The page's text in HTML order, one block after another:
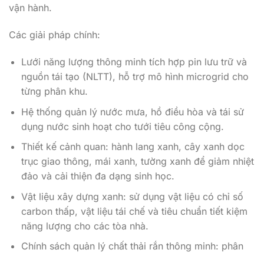
vận hành.
Các giải pháp chính:
Lưới năng lượng thông minh tích hợp pin lưu trữ và
nguồn tái tạo (NLTT), hỗ trợ mô hình microgrid cho
từng phân khu.
Hệ thống quản lý nước mưa, hồ điều hòa và tái sử
dụng nước sinh hoạt cho tưới tiêu công cộng.
Thiết kế cảnh quan: hành lang xanh, cây xanh dọc
trục giao thông, mái xanh, tường xanh để giảm nhiệt
đảo và cải thiện đa dạng sinh học.
Vật liệu xây dựng xanh: sử dụng vật liệu có chỉ số
carbon thấp, vật liệu tái chế và tiêu chuẩn tiết kiệm
năng lượng cho các tòa nhà.
Chính sách quản lý chất thải rắn thông minh: phân